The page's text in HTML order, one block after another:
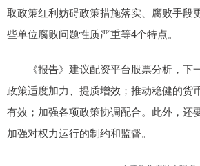
取政策红利妨碍政策措施落实、腐败手段
些单位腐败问题性质严重等4个特点。
《报告》建议配资平台股票分析，下
政策适度加力、提质增效；推动稳健的货
有效；加强各项政策协调配合。此外，还
加强对权力运行的制约和监督。